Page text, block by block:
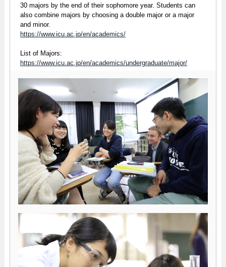
30 majors by the end of their sophomore year. Students can
also combine majors by choosing a double major or a major
and minor.
https://www.icu.ac.jp/en/academics/
List of Majors:
https://www.icu.ac.jp/en/academics/undergraduate/major/